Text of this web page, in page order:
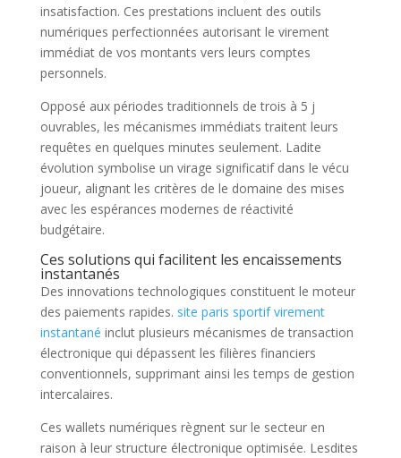
insatisfaction. Ces prestations incluent des outils
numériques perfectionnées autorisant le virement
immédiat de vos montants vers leurs comptes
personnels.
Opposé aux périodes traditionnels de trois à 5 j
ouvrables, les mécanismes immédiats traitent leurs
requêtes en quelques minutes seulement. Ladite
évolution symbolise un virage significatif dans le vécu
joueur, alignant les critères de le domaine des mises
avec les espérances modernes de réactivité
budgétaire.
Ces solutions qui facilitent les encaissements
instantanés
Des innovations technologiques constituent le moteur
des paiements rapides. site paris sportif virement
instantané inclut plusieurs mécanismes de transaction
électronique qui dépassent les filières financiers
conventionnels, supprimant ainsi les temps de gestion
intercalaires.
Ces wallets numériques règnent sur le secteur en
raison à leur structure électronique optimisée. Lesdites